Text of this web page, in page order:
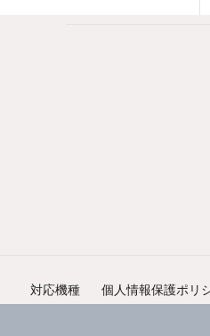
対応機種 個人情報保護ポリ